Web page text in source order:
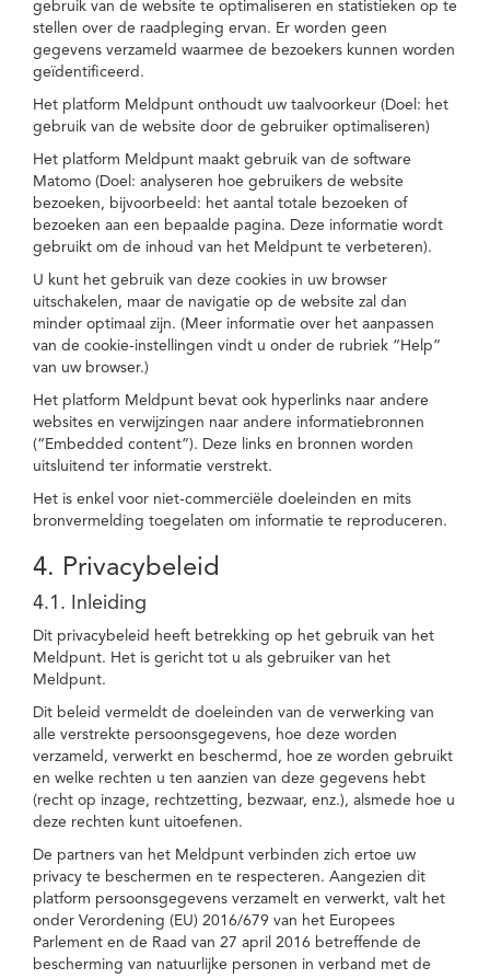
gebruik van de website te optimaliseren en statistieken op te
stellen over de raadpleging ervan. Er worden geen
gegevens verzameld waarmee de bezoekers kunnen worden
geïdentificeerd.
Het platform Meldpunt onthoudt uw taalvoorkeur (Doel: het
gebruik van de website door de gebruiker optimaliseren)
Het platform Meldpunt maakt gebruik van de software
Matomo (Doel: analyseren hoe gebruikers de website
bezoeken, bijvoorbeeld: het aantal totale bezoeken of
bezoeken aan een bepaalde pagina. Deze informatie wordt
gebruikt om de inhoud van het Meldpunt te verbeteren).
U kunt het gebruik van deze cookies in uw browser
uitschakelen, maar de navigatie op de website zal dan
minder optimaal zijn. (Meer informatie over het aanpassen
van de cookie-instellingen vindt u onder de rubriek “Help”
van uw browser.)
Het platform Meldpunt bevat ook hyperlinks naar andere
websites en verwijzingen naar andere informatiebronnen
(“Embedded content”). Deze links en bronnen worden
uitsluitend ter informatie verstrekt.
Het is enkel voor niet-commerciële doeleinden en mits
bronvermelding toegelaten om informatie te reproduceren.
4. Privacybeleid
4.1. Inleiding
Dit privacybeleid heeft betrekking op het gebruik van het
Meldpunt. Het is gericht tot u als gebruiker van het
Meldpunt.
Dit beleid vermeldt de doeleinden van de verwerking van
alle verstrekte persoonsgegevens, hoe deze worden
verzameld, verwerkt en beschermd, hoe ze worden gebruikt
en welke rechten u ten aanzien van deze gegevens hebt
(recht op inzage, rechtzetting, bezwaar, enz.), alsmede hoe u
deze rechten kunt uitoefenen.
De partners van het Meldpunt verbinden zich ertoe uw
privacy te beschermen en te respecteren. Aangezien dit
platform persoonsgegevens verzamelt en verwerkt, valt het
onder Verordening (EU) 2016/679 van het Europees
Parlement en de Raad van 27 april 2016 betreffende de
bescherming van natuurlijke personen in verband met de